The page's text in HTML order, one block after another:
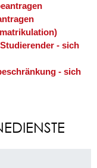
- sich
- sich